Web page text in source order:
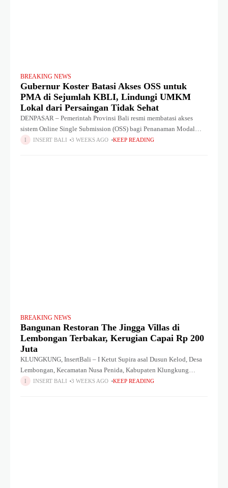
BREAKING NEWS
Gubernur Koster Batasi Akses OSS untuk
PMA di Sejumlah KBLI, Lindungi UMKM
Lokal dari Persaingan Tidak Sehat
DENPASAR – Pemerintah Provinsi Bali resmi membatasi akses
sistem Online Single Submission (OSS) bagi Penanaman Modal
Asing (PMA) pada sejumlah Klasifikasi Baku Lapangan Usaha
INSERT BALI 3 WEEKS AGO KEEP READING
BREAKING NEWS
Bangunan Restoran The Jingga Villas di
Lembongan Terbakar, Kerugian Capai Rp 200
Juta
KLUNGKUNG, InsertBali – I Ketut Supira asal Dusun Kelod, Desa
Lembongan, Kecamatan Nusa Penida, Kabupaten Klungkung
sedang beristirahat. Tiba-tiba pada Rabu, 22 Juli 2026 sekitar Pukul
INSERT BALI 3 WEEKS AGO KEEP READING